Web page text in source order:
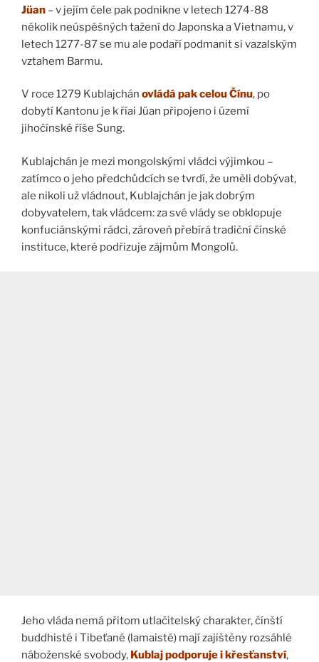
Jüan – v jejím čele pak podnikne v letech 1274-88
několik neúspěšných tažení do Japonska a Vietnamu, v
letech 1277-87 se mu ale podaří podmanit si vazalským
vztahem Barmu.
V roce 1279 Kublajchán ovládá pak celou Čínu, po
dobytí Kantonu je k říai Jüan připojeno i území
jihočínské říše Sung.
Kublajchán je mezi mongolskými vládci výjimkou –
zatímco o jeho předchůdcích se tvrdí, že uměli dobývat,
ale nikoli už vládnout, Kublajchán je jak dobrým
dobyvatelem, tak vládcem: za své vlády se obklopuje
konfuciánskými rádci, zároveň přebírá tradiční čínské
instituce, které podřizuje zájmům Mongolů.
Jeho vláda nemá přitom utlačitelský charakter, čínští
buddhisté i Tibeťané (lamaisté) mají zajištěny rozsáhlé
náboženské svobody, Kublaj podporuje i křesťanství,